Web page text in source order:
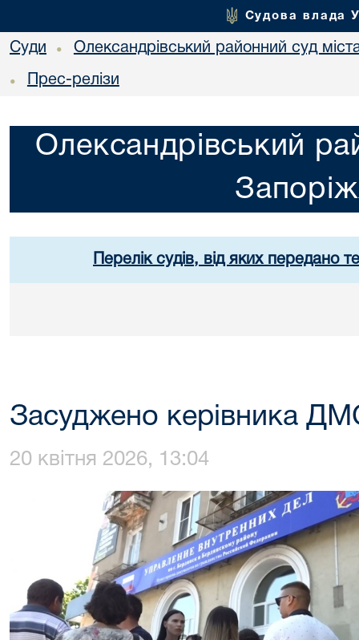
Судова влада
Суди • Олександрівський районний суд
• Прес-релізи
Олександрівський
Перелік судів, від яких передано
Засуджено керівника
20 квітня 2026, 13:04